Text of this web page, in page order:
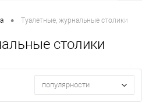
• Туалетные, журнальные столики
столики
популярности